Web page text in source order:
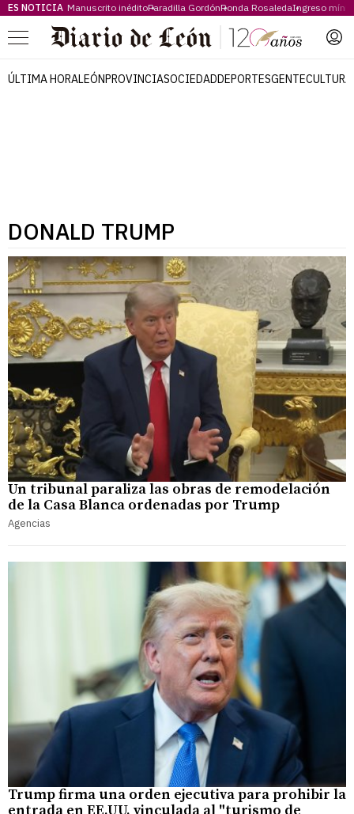
ES NOTICIA Manuscrito inéditoParadilla GordónRonda RosaledaIngreso
Menú
ÚLTIMA HORALEÓNPROVINCIASOCIEDADDEPORTESGENTECULTURA
DONALD TRUMP
Un tribunal paraliza las obras de remodelación
de la Casa Blanca ordenadas por Trump
Agencias
Trump firma una orden ejecutiva para prohibir la